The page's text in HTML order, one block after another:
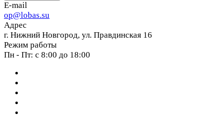
E-mail
op@lobas.su
Адрес
г. Нижний Новгород, ул. Правдинская 16
Режим работы
Пн - Пт: с 8:00 до 18:00